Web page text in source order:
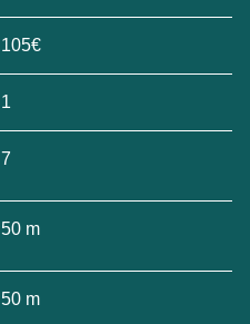
105€
1
7
50 m
50 m